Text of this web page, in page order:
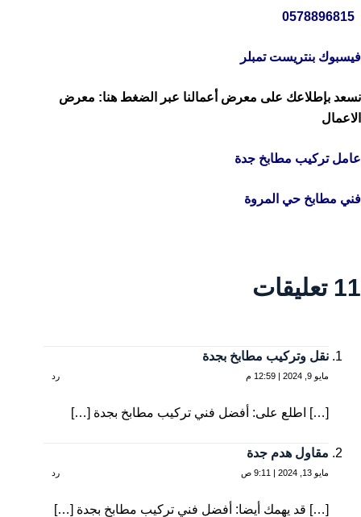
فيسبوك بنتريست تمبلر
نسعد بإطلاعك على معرض أعمالنا عبر الضغط هنا: معرض
الاعمال
عامل تركيب مطابخ جدة
فني مطابخ حي المروة
11 تعليقات
نقل وتركيب مطابخ بجدة
مايو 9, 2024 | 12:59 م رد
[…] اطلع على: أفضل فني تركيب مطابخ بجدة […]
مقاول هدم جدة
مايو 13, 2024 | 9:11 ص رد
[…] قد يهمك أيضا: أفضل فني تركيب مطابخ بجدة […]